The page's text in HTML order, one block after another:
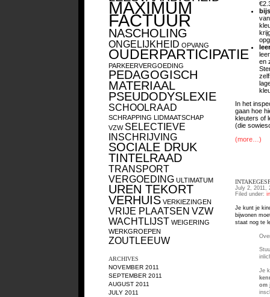
MAXIMUM
FACTUUR
NASCHOLING
ONGELIJKHEID OPVANG
OUDERPARTICIPATIE
PARKEERVERGOEDING
PEDAGOGISCH
MATERIAAL
PSEUDODYSLEXIE
SCHOOLRAAD
SCHRAPPING LIDMAATSCHAP
VZW SELECTIEVE
INSCHRIJVING
SOCIALE DRUK
TINTELRAAD
TRANSPORT
VERGOEDING ULTIMATUM
UREN TEKORT
VERHUIS VERKIEZINGEN
VRIJE PLAATSEN VZW
WACHTLIJST WEIGERING
WERKGROEPEN
ZOUTLEEUW
ARCHIVES
NOVEMBER 2011
SEPTEMBER 2011
AUGUST 2011
JULY 2011
en
In het
gaan hoe
kleuters of
(die
(more…)
July 2, 2011,
Filed under:
Je kunt je
bijwonen
staat nog te
Je
om